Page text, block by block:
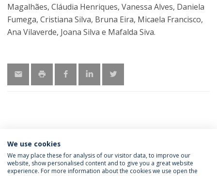
Magalhães, Cláudia Henriques, Vanessa Alves, Daniela
Fumega, Cristiana Silva, Bruna Eira, Micaela Francisco,
Ana Vilaverde, Joana Silva e Mafalda Siva.
MAIS INFORMAÇÃO
Política de Privacidade Termos & Condições
We use cookies
We may place these for analysis of our visitor data, to improve our
website, show personalised content and to give you a great website
experience. For more information about the cookies we use open the